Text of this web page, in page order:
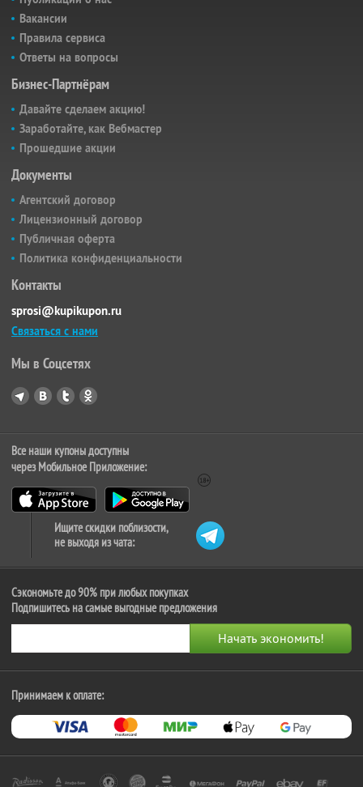
Вакансии
Правила сервиса
Ответы на вопросы
Бизнес-Партнёрам
Давайте сделаем акцию!
Заработайте, как Вебмастер
Прошедшие акции
Документы
Агентский договор
Лицензионный договор
Публичная оферта
Политика конфиденциальности
Контакты
sprosi@kupikupon.ru
Связаться с нами
Мы в Соцсетях
Все наши купоны доступны
через Мобильное Приложение:
Ищите скидки поблизости,
не выходя из чата:
Сэкономьте до 90% при любых покупках
Подпишитесь на самые выгодные предложения
Принимаем к оплате: